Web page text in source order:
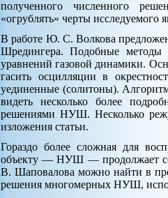
полученного численного
«огрублять» черты исследуемого
В работе Ю. С. Волкова
Шредингера. Подобные методы
уравнений газовой динамики.
гасить осцилляции в
уединенные (солитоны).
видеть несколько более
решениями НУШ. Несколько
изложения статьи.
Гораздо более сложная для
объекту — НУШ — продолжает
В. Шаповалова можно найти в
решения многомерных НУШ,